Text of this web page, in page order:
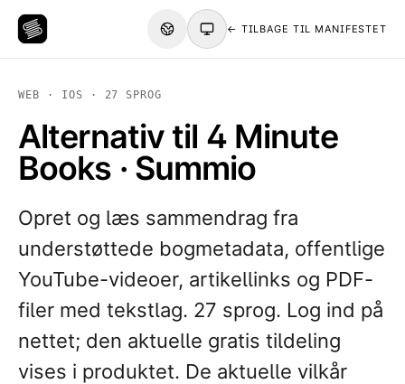
← TILBAGE TIL MANIFESTET
WEB · IOS · 27 SPROG
Alternativ til 4 Minute
Books · Summio
Opret og læs sammendrag fra
understøttede bogmetadata, offentlige
YouTube-videoer, artikellinks og PDF-
filer med tekstlag. 27 sprog. Log ind på
nettet; den aktuelle gratis tildeling
vises i produktet. De aktuelle vilkår